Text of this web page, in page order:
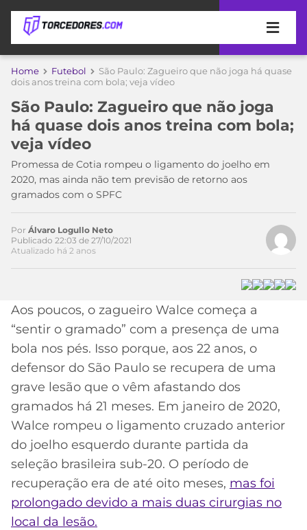
APOSTAS
DE
APOSTA
MELHORES
SITES
DE
APOSTAS
2026
CÓDIGO
DE
INDICAÇÃO
BET365
CÓDIGO
BETANO
MELHORES
APPS
DE
APOSTAS
COPA
DO
MUNDO
TIMES
MEU
TIME
CORINTHIANS
SÃO
PAULO
SANTOS
FLAMENGO
FLUMINENSE
CAMPEONATOS
A
LIBERTADORES
COPA
DO
BRASIL
PREMIER
LEAGUE
COPA
SUL-
MERCADO
DA
BOLA
PALPITES
Home Futebol
São Paulo: Zagueiro que não joga há quase
dois anos treina com bola; veja vídeo
São Paulo: Zagueiro que não joga
há quase dois anos treina com bola;
veja vídeo
Promessa de Cotia rompeu o ligamento do joelho em
2020, mas ainda não tem previsão de retorno aos
gramados com o SPFC
no Twitter
Por Álvaro Logullo Neto
Publicado 22:03 de 27/10/2021
Atualizado há 2 anos
Aos poucos, o zagueiro Walce começa a
“sentir o gramado” com a presença de uma
bola nos pés. Isso porque, aos 22 anos, o
defensor do São Paulo se recupera de uma
grave lesão que o vêm afastando dos
gramados há 21 meses. Em janeiro de 2020,
Walce rompeu o ligamento cruzado anterior
do joelho esquerdo durante partida da
seleção brasileira sub-20. O período de
recuperação era de até oito meses, mas foi
prolongado devido a mais duas cirurgias no
local da lesão.